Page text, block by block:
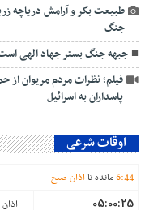
طبیعت بکر و آرامش دریاچه
جنگ
جبهه جنگ بستر جهاد الهی
فیلم؛ نظرات مردم مریوان از
پاسداران به اسرائیل
اوقات شرعی
6:44 مانده تا اذان صبح
05:00:25